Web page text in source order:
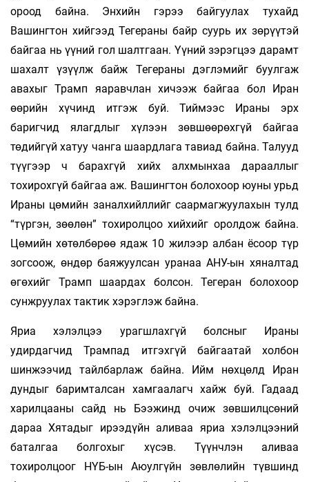
ороод байна. Энхийн гэрээ байгуулах тухайд
Вашингтон хийгээд Тегераны байр суурь их зөрүүтэй
байгаа нь үүний гол шалтгаан. Үүний зэрэгцээ дарамт
шахалт үзүүлж байж Тегераны дэг­лэмийг буулгаж
авахыг Трамп яаравчлан хи­чээж байгаа бол Иран
өөрийн хүчинд итгэж буй. Тиймээс Ираны эрх
баригчид ялагдлыг хүлээн зөвшөөрөхгүй байгаа
төдийгүй хатуу чан­га шаардлага тавиад байна. Талууд
түүгээр ч ба­рахгүй хийх алхмынхаа дарааллыг
тохирохгүй байгаа аж. Вашингтон болохоор юуны урьд
Ираны цөмийн заналхийллийг саармагжуулахын тулд
“түргэн, зөөлөн” тохиролцоо хийхийг оролдож байна.
Цөмийн хөтөлбөрөө ядаж 10 жилээр албан ёсоор түр
зогсоож, өндөр баяжуулсан уранаа АНУ-ын хяналтад
өгөхийг Трамп шаардах болсон. Тегеран болохоор
сунжруулах тактик хэрэглэж байна.
Яриа хэлэлцээ урагшлахгүй болсныг Ираны
удирдагчид Трампад итгэхгүй байгаатай холбон
шинжээчид тайлбарлаж байна. Ийм нөхцөлд Иран
дундыг баримталсан хамгаалагч хайж буй. Гадаад
харилцааны сайд нь Бээжинд очиж зөвшилцсөний
дараа Хятадыг ирээдүйн аливаа яриа хэлэлцээний
баталгаа болгохыг хүсэв. Түүнчлэн аливаа
тохиролцоог НҮБ-ын Аюулгүйн зөвлөлийн түвшинд